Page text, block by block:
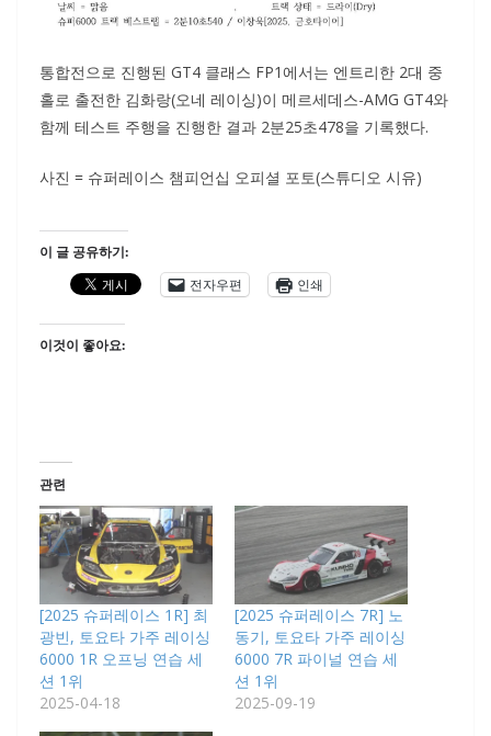
통합전으로 진행된 GT4 클래스 FP1에서는 엔트리한 2대 중
홀로 출전한 김화랑(오네 레이싱)이 메르세데스-AMG GT4와
함께 테스트 주행을 진행한 결과 2분25초478을 기록했다.
사진 = 슈퍼레이스 챔피언십 오피셜 포토(스튜디오 시유)
이 글 공유하기:
전자우편
인쇄
이것이 좋아요:
관련
[2025 슈퍼레이스 1R] 최
광빈, 토요타 가주 레이싱
6000 1R 오프닝 연습 세
션 1위
2025-04-18
[2025 슈퍼레이스 7R] 노
동기, 토요타 가주 레이싱
6000 7R 파이널 연습 세
션 1위
2025-09-19